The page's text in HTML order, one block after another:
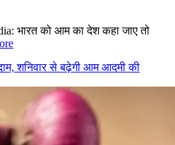
भारत को आम का देश कहा जाए तो
शनिवार से बढ़ेगी आम आदमी की